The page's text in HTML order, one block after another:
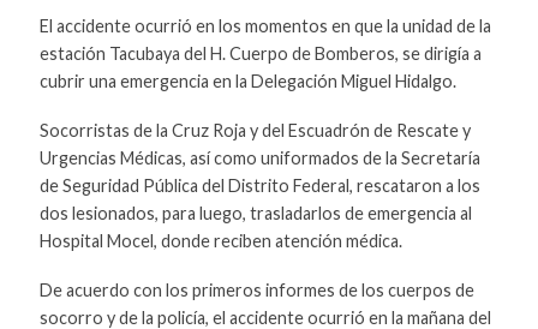
El accidente ocurrió en los momentos en que la unidad de la
estación Tacubaya del H. Cuerpo de Bomberos, se dirigía a
cubrir una emergencia en la Delegación Miguel Hidalgo.
Socorristas de la Cruz Roja y del Escuadrón de Rescate y
Urgencias Médicas, así como uniformados de la Secretaría
de Seguridad Pública del Distrito Federal, rescataron a los
dos lesionados, para luego, trasladarlos de emergencia al
Hospital Mocel, donde reciben atención médica.
De acuerdo con los primeros informes de los cuerpos de
socorro y de la policía, el accidente ocurrió en la mañana del